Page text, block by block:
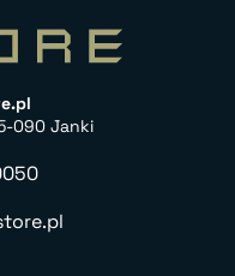
090 Janki